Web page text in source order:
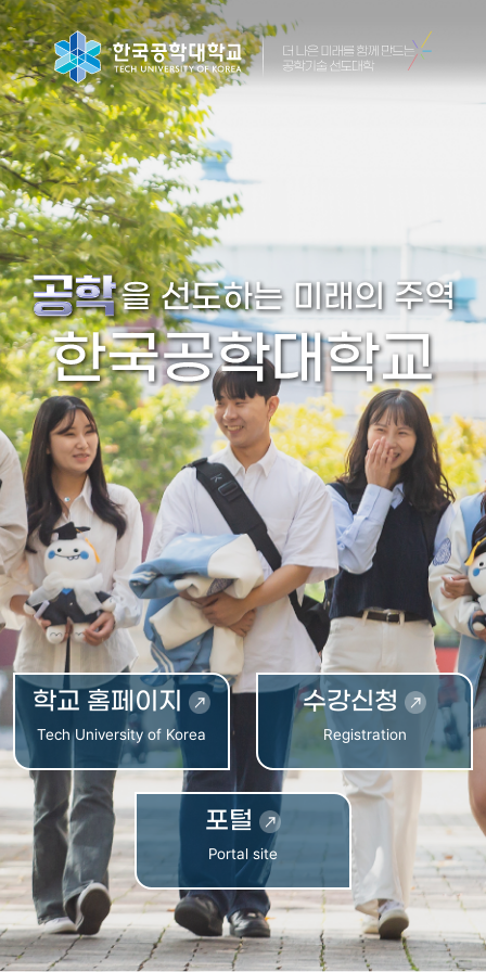
학교 홈페이지
Tech University of Korea
수강신청
Registration
포털
Portal site